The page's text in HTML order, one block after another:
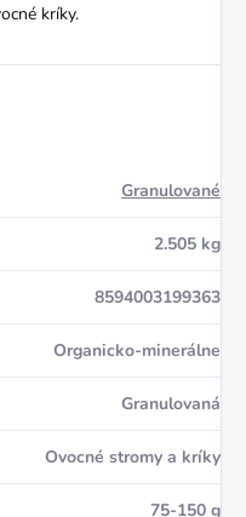
kríky.
Granulované
2.505 kg
8594003199363
Organicko-minerálne
Granulovaná
Ovocné stromy a kríky
75-150 g